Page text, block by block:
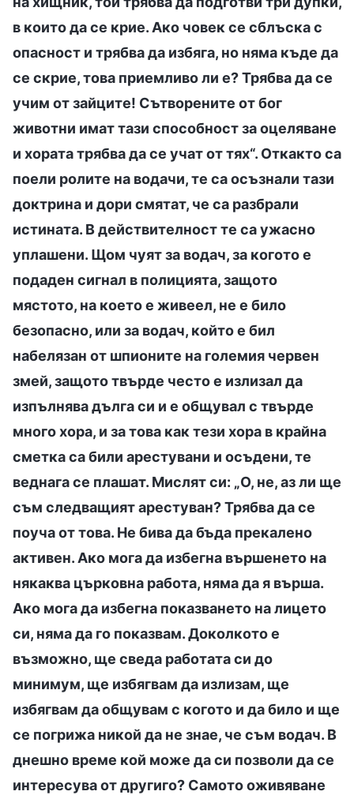
в които да се крие. Ако човек се сблъска с
опасност и трябва да избяга, но няма къде да
се скрие, това приемливо ли е? Трябва да се
учим от зайците! Сътворените от бог
животни имат тази способност за оцеляване
и хората трябва да се учат от тях“. Откакто са
поели ролите на водачи, те са осъзнали тази
доктрина и дори смятат, че са разбрали
истината. В действителност те са ужасно
уплашени. Щом чуят за водач, за когото е
подаден сигнал в полицията, защото
мястото, на което е живеел, не е било
безопасно, или за водач, който е бил
набелязан от шпионите на големия червен
змей, защото твърде често е излизал да
изпълнява дълга си и е общувал с твърде
много хора, и за това как тези хора в крайна
сметка са били арестувани и осъдени, те
веднага се плашат. Мислят си: „О, не, аз ли ще
съм следващият арестуван? Трябва да се
поуча от това. Не бива да бъда прекалено
активен. Ако мога да избегна вършенето на
някаква църковна работа, няма да я върша.
Ако мога да избегна показването на лицето
си, няма да го показвам. Доколкото е
възможно, ще сведа работата си до
минимум, ще избягвам да излизам, ще
избягвам да общувам с когото и да било и ще
се погрижа никой да не знае, че съм водач. В
днешно време кой може да си позволи да се
интересува от другиго? Самото оживяване